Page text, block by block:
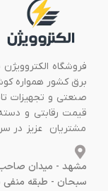
فروشگاه
برق کشور همواره
صنعتی و تجهیزات
قیمت رقابتی و
مشتریان عزیز در
مشهد - میدان صاحب
سبحان - طبقه منفی